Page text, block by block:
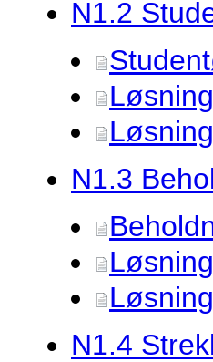
N1.2
N1.3
N1.4